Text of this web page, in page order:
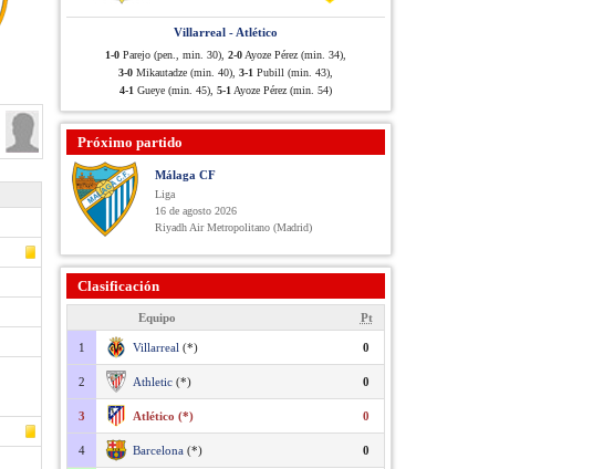
Villarreal - Atlético
1-0 Parejo (pen., min. 30), 2-0 Ayoze Pérez (min. 34),
3-0 Mikautadze (min. 40), 3-1 Pubill (min. 43),
4-1 Gueye (min. 45), 5-1 Ayoze Pérez (min. 54)
Próximo partido
Málaga CF
Liga
16 de agosto 2026
Riyadh Air Metropolitano (Madrid)
Clasificación
Equipo Pt
1 Villarreal (*) 0
2 Athletic (*) 0
3 Atlético (*) 0
4 Barcelona (*) 0